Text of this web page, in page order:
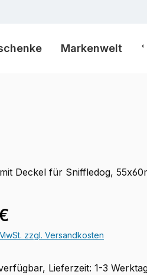
Markenwelt
Deckel für Sniffledog,
zzgl. Versandkosten
Lieferzeit: 1-3